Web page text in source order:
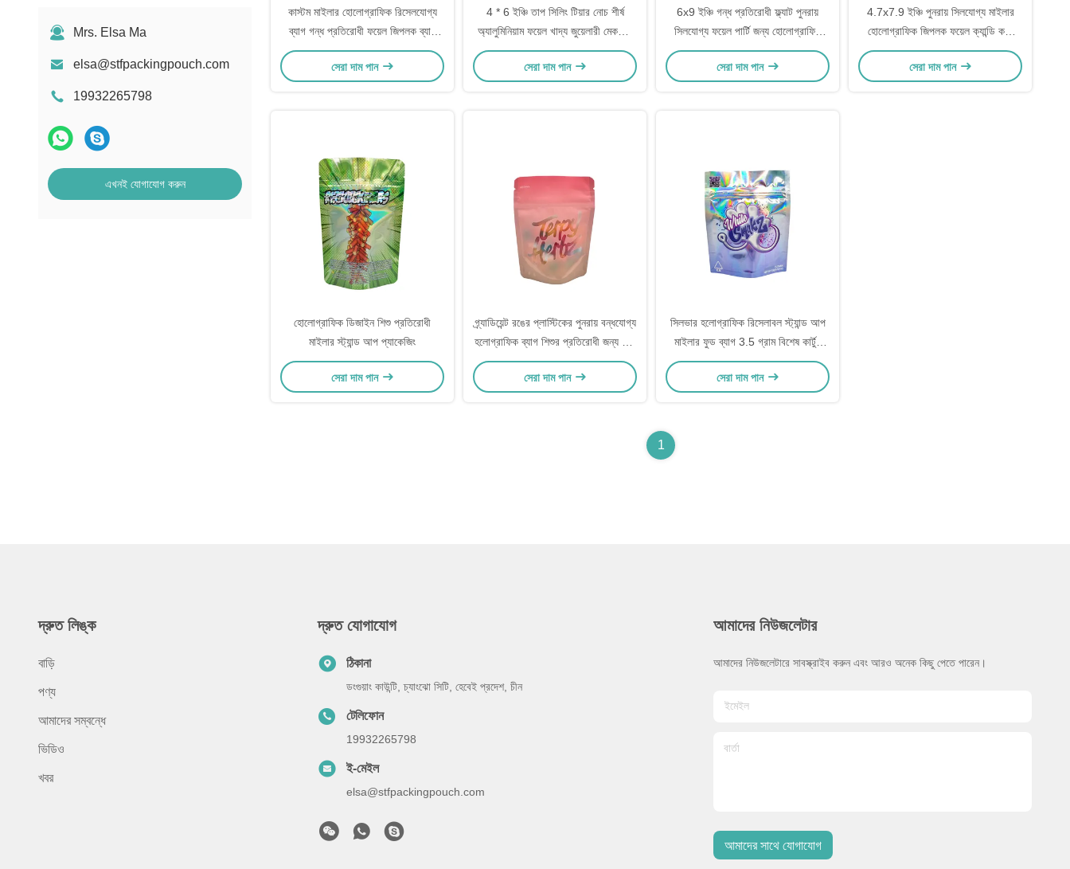
Mrs. Elsa Ma
elsa@stfpackingpouch.com
19932265798
এখনই যোগাযোগ করুন
কাস্টম মাইলার হোলোগ্রাফিক রিসেলযোগ্য
ব্যাগ গন্ধ প্রতিরোধী ফয়েল জিপলক ব্যাগ
পার্টির জন্য হ্যান্ডেল গর্ত সহ
সেরা দাম পান
4 * 6 ইঞ্চি তাপ সিলিং টিয়ার নোচ শীর্ষ
অ্যালুমিনিয়াম ফয়েল খাদ্য জুয়েলারী মেকআপ
সঞ্চয় জন্য হোলোগ্রাফিক মাইলার জিপার ব্যাগ
সেরা দাম পান
6x9 ইঞ্চি গন্ধ প্রতিরোধী ফ্ল্যাট পুনরায়
সিলযোগ্য ফয়েল পার্টি জন্য হোলোগ্রাফিক
মাইলার জিপার ব্যাগ
সেরা দাম পান
4.7x7.9 ইঞ্চি পুনরায় সিলযোগ্য মাইলার
হোলোগ্রাফিক জিপলক ফয়েল ক্যান্ডি কফি
খাদ্য প্যাকেজিং জন্য স্ট্যান্ড আপ পকেট
সেরা দাম পান
হোলোগ্রাফিক ডিজাইন শিশু প্রতিরোধী
মাইলার স্ট্যান্ড আপ প্যাকেজিং
সেরা দাম পান
গ্র্যাডিয়েন্ট রঙের প্লাস্টিকের পুনরায় বন্ধযোগ্য
হলোগ্রাফিক ব্যাগ শিশুর প্রতিরোধী জন্য মিষ্টি
গাম্মিজ হার্বস প্যাকেজিং
সেরা দাম পান
সিলভার হলোগ্রাফিক রিসেলাবল স্ট্যান্ড আপ
মাইলার ফুড ব্যাগ 3.5 গ্রাম বিশেষ কার্টুন
প্যাটার্ন
সেরা দাম পান
1
দ্রুত লিঙ্ক
বাড়ি
পণ্য
আমাদের সম্বন্ধে
ভিডিও
খবর
দ্রুত যোগাযোগ
ঠিকানা
ডংগুয়াং কাউন্টি, চ্যাংঝো সিটি, হেবেই প্রদেশ, চীন
টেলিফোন
19932265798
ই-মেইল
elsa@stfpackingpouch.com
আমাদের নিউজলেটার
আমাদের নিউজলেটারে সাবস্ক্রাইব করুন এবং আরও অনেক কিছু পেতে পারেন।
আমাদের সাথে যোগাযোগ